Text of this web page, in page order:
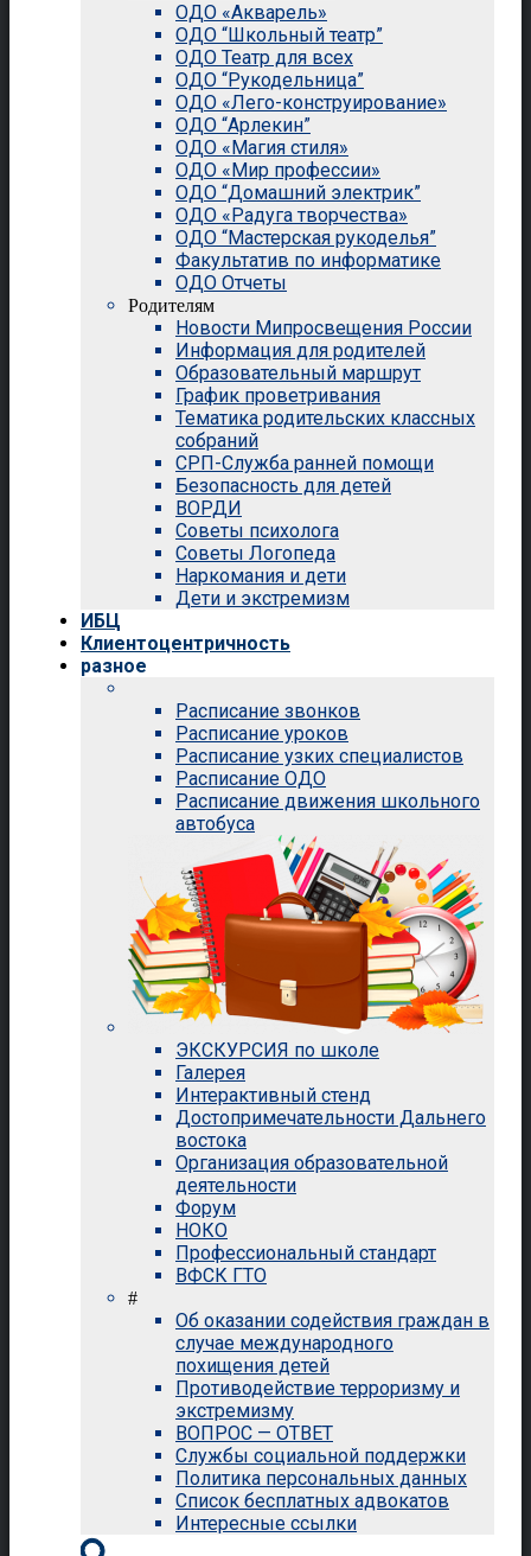
ОДО «Акварель»
ОДО “Школьный театр”
ОДО Театр для всех
ОДО “Рукодельница”
ОДО «Лего-конструирование»
ОДО “Арлекин”
ОДО «Магия стиля»
ОДО «Мир профессии»
ОДО “Домашний электрик”
ОДО «Радуга творчества»
ОДО “Мастерская рукоделья”
Факультатив по информатике
ОДО Отчеты
Родителям
Новости Мипросвещения России
Информация для родителей
Образовательный маршрут
График проветривания
Тематика родительских классных
собраний
СРП-Служба ранней помощи
Безопасность для детей
ВОРДИ
Советы психолога
Советы Логопеда
Наркомания и дети
Дети и экстремизм
ИБЦ
Клиентоцентричность
разное
Расписание звонков
Расписание уроков
Расписание узких специалистов
Расписание ОДО
Расписание движения школьного
автобуса
ЭКСКУРСИЯ по школе
Галерея
Интерактивный стенд
Достопримечательности Дальнего
востока
Организация образовательной
деятельности
Форум
НОКО
Профессиональный стандарт
ВФСК ГТО
#
Об оказании содействия граждан в
случае международного
похищения детей
Противодействие терроризму и
экстремизму
ВОПРОС — ОТВЕТ
Службы социальной поддержки
Политика персональных данных
Список бесплатных адвокатов
Интересные ссылки